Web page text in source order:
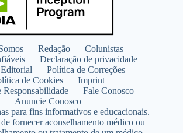
Redação
Colunistas
Declaração de privacidade
Política de Correções
de Cookies
Imprint
Responsabilidade
Fale Conosco
Anuncie Conosco
para fins informativos e educacionais.
fornecer aconselhamento médico ou